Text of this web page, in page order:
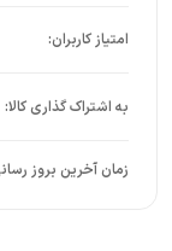
زمان آخرین بروز